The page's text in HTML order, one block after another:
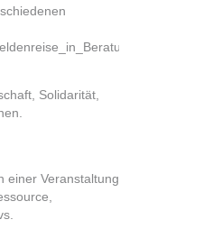
Solidarität,
einer Veranstaltung